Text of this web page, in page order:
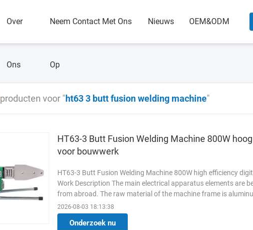
Over
Ons
Neem Contact Met Ons
Op
Nieuws OEM&ODM
producten voor "ht63 3 butt fusion welding machine"
HT63-3 Butt Fusion Welding Machine 800W
voor bouwwerk
HT63-3 Butt Fusion Welding Machine 800W high efficiency
Work Description The main electrical apparatus elements are
from abroad. The raw material of the machine frame is
the best ... Lees meer
2026-08-03 18:13:38
Onderzoek nu